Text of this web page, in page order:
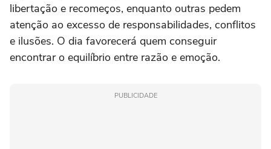
libertação e recomeços, enquanto outras pedem
atenção ao excesso de responsabilidades, conflitos
e ilusões. O dia favorecerá quem conseguir
encontrar o equilíbrio entre razão e emoção.
PUBLICIDADE